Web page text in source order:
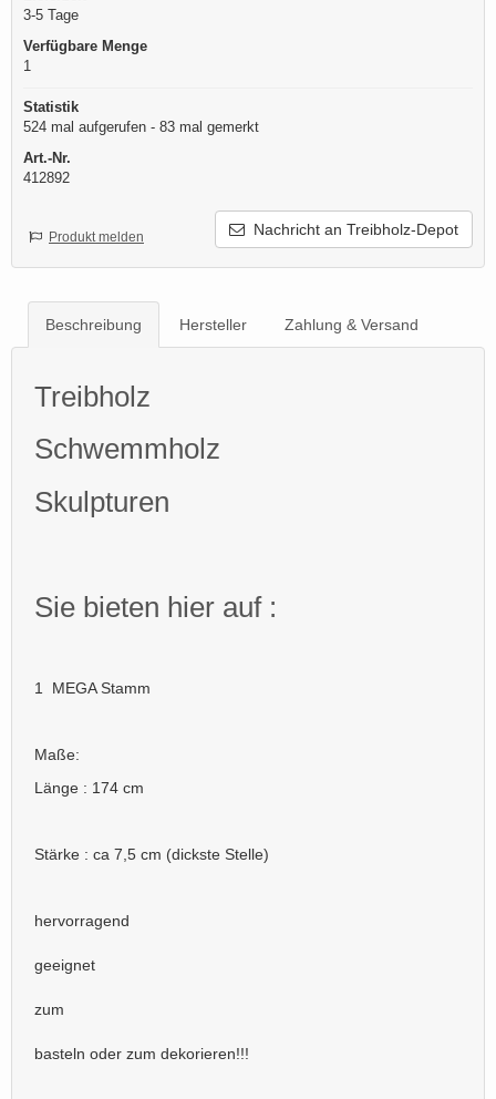
3-5 Tage
Verfügbare Menge
1
Statistik
524 mal aufgerufen - 83 mal gemerkt
Art.-Nr.
412892
Nachricht an Treibholz-Depot
Produkt melden
Beschreibung Hersteller Zahlung & Versand
Treibholz
Schwemmholz
Skulpturen
Sie bieten hier auf :
1 MEGA Stamm
Maße:
Länge : 174 cm
Stärke : ca 7,5 cm (dickste Stelle)
hervorragend
geeignet
zum
basteln oder zum dekorieren!!!